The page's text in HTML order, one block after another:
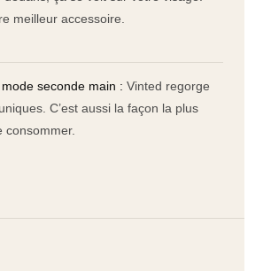
meilleur accessoire.
seconde main : Vinted regorge
C’est aussi la façon la plus
consommer.